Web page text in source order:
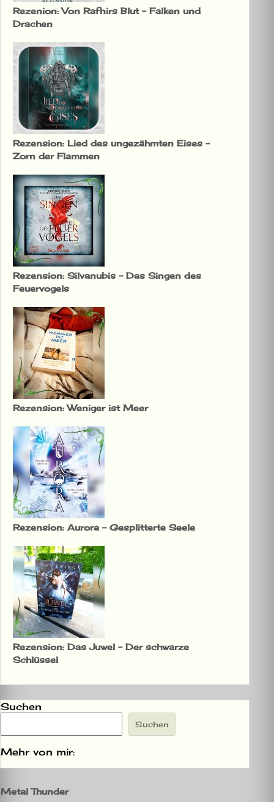
Rezenion: Von Rafnirs Blut – Falken und
Drachen
Rezension: Lied des ungezähmten Eises –
Zorn der Flammen
Rezension: Silvanubis – Das Singen des
Feuervogels
Rezension: Weniger ist Meer
Rezension: Aurora – Gesplitterte Seele
Rezension: Das Juwel – Der schwarze
Schlüssel
Suchen
Suchen
Mehr von mir:
Metal Thunder